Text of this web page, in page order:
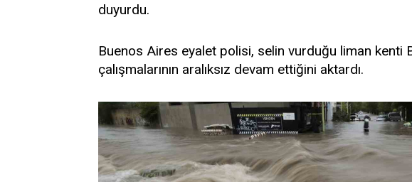
duyurdu.
Buenos Aires eyalet polisi, selin vurduğu liman kenti
çalışmalarının aralıksız devam ettiğini aktardı.